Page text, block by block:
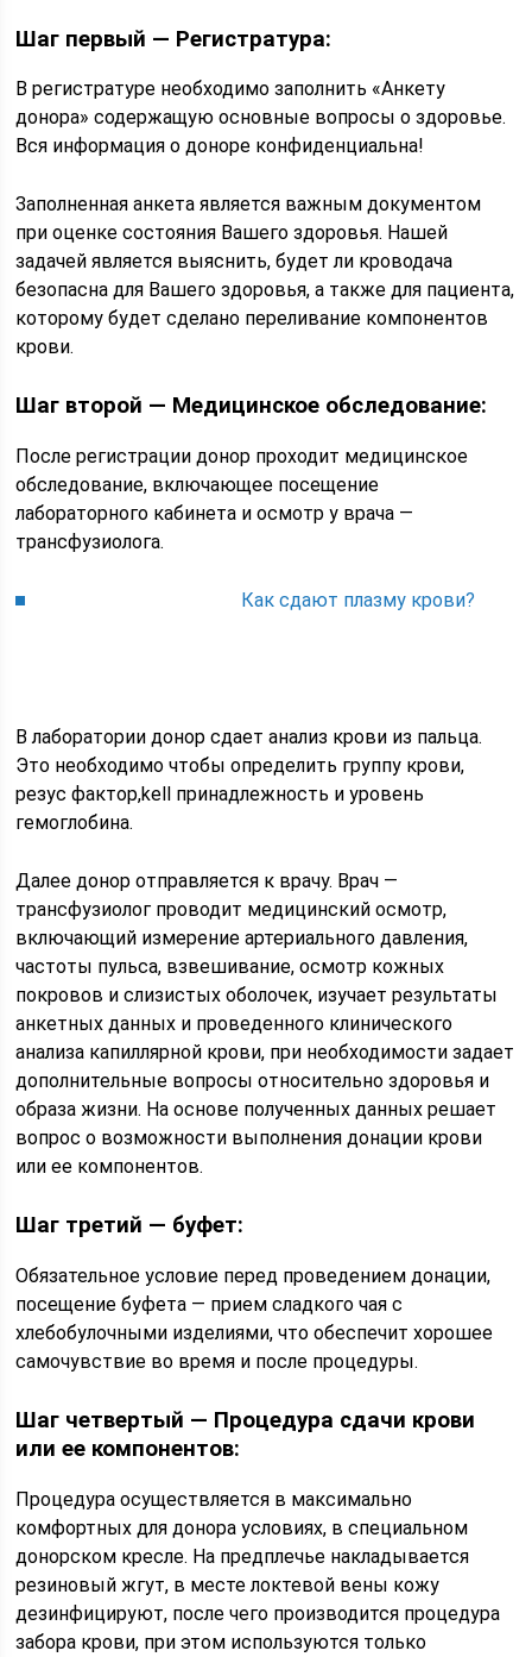
Шаг первый — Регистратура:
В регистратуре необходимо заполнить «Анкету
донора» содержащую основные вопросы о здоровье.
Вся информация о доноре конфиденциальна!
Заполненная анкета является важным документом
при оценке состояния Вашего здоровья. Нашей
задачей является выяснить, будет ли кроводача
безопасна для Вашего здоровья, а также для пациента,
которому будет сделано переливание компонентов
крови.
Шаг второй — Медицинское обследование:
После регистрации донор проходит медицинское
обследование, включающее посещение
лабораторного кабинета и осмотр у врача —
трансфузиолога.
Как сдают плазму крови?
В лаборатории донор сдает анализ крови из пальца.
Это необходимо чтобы определить группу крови,
резус фактор,kell принадлежность и уровень
гемоглобина.
Далее донор отправляется к врачу. Врач —
трансфузиолог проводит медицинский осмотр,
включающий измерение артериального давления,
частоты пульса, взвешивание, осмотр кожных
покровов и слизистых оболочек, изучает результаты
анкетных данных и проведенного клинического
анализа капиллярной крови, при необходимости задает
дополнительные вопросы относительно здоровья и
образа жизни. На основе полученных данных решает
вопрос о возможности выполнения донации крови
или ее компонентов.
Шаг третий — буфет:
Обязательное условие перед проведением донации,
посещение буфета — прием сладкого чая с
хлебобулочными изделиями, что обеспечит хорошее
самочувствие во время и после процедуры.
Шаг четвертый — Процедура сдачи крови
или ее компонентов:
Процедура осуществляется в максимально
комфортных для донора условиях, в специальном
донорском кресле. На предплечье накладывается
резиновый жгут, в месте локтевой вены кожу
дезинфицируют, после чего производится процедура
забора крови, при этом используются только